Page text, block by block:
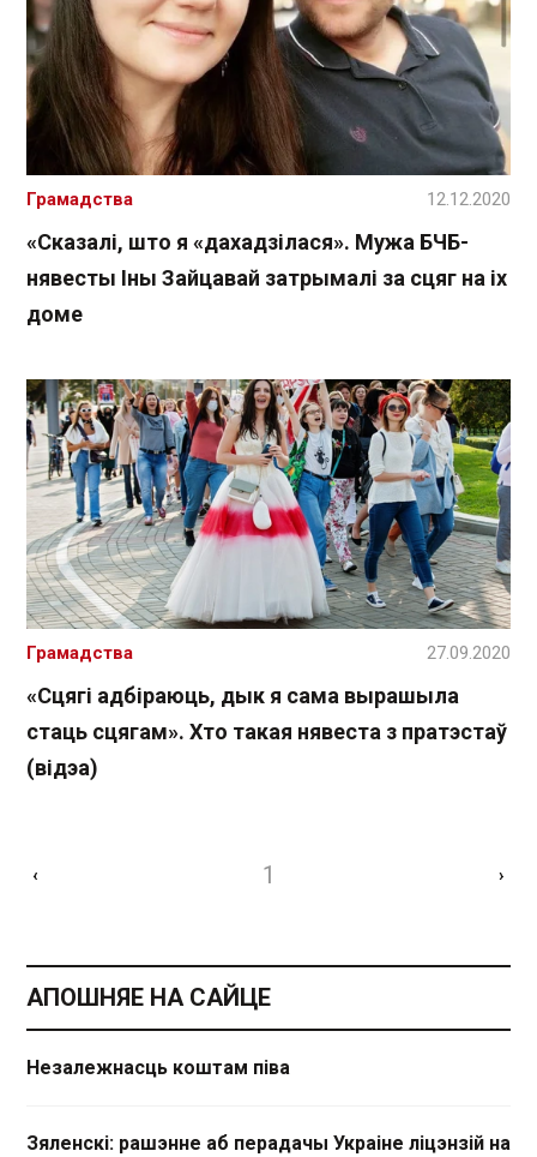
«Сказалі, што я «дахадзілася». Мужа БЧБ-
нявесты Іны Зайцавай затрымалі за сцяг на іх
доме
Грамадства 12.12.2020
«Сцягі адбіраюць, дык я сама вырашыла
стаць сцягам». Хто такая нявеста з пратэстаў
(відэа)
Грамадства 27.09.2020
‹ 1 ›
АПОШНЯЕ НА САЙЦЕ
Незалежнасць коштам піва
Зяленскі: рашэнне аб перадачы Украіне ліцэнзій на